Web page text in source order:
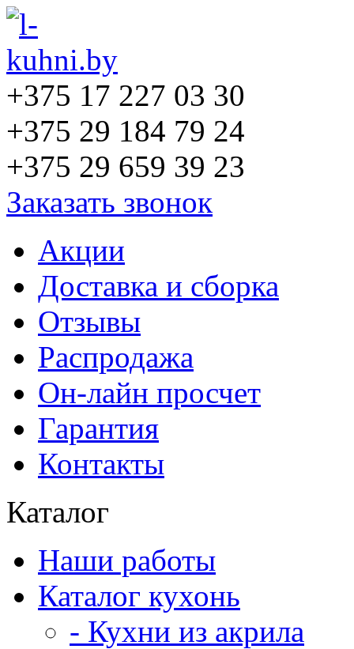
+375 17 227 03 30
+375 29 184 79 24
+375 29 659 39 23
Заказать звонок
Акции
Доставка и сборка
Отзывы
Распродажа
Он-лайн просчет
Гарантия
Контакты
Каталог
Наши работы
Каталог кухонь
- Кухни из акрила